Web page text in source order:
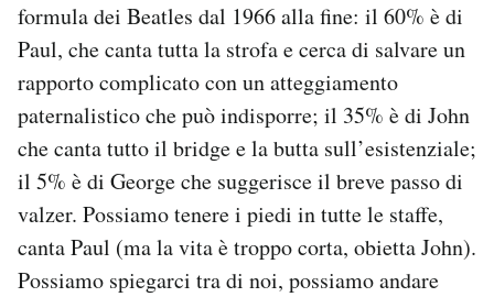
formula dei Beatles dal 1966 alla fine: il 60% è di
Paul, che canta tutta la strofa e cerca di salvare un
rapporto complicato con un atteggiamento
paternalistico che può indisporre; il 35% è di John
che canta tutto il bridge e la butta sull’esistenziale;
il 5% è di George che suggerisce il breve passo di
valzer. Possiamo tenere i piedi in tutte le staffe,
canta Paul (ma la vita è troppo corta, obietta John).
Possiamo spiegarci tra di noi, possiamo andare